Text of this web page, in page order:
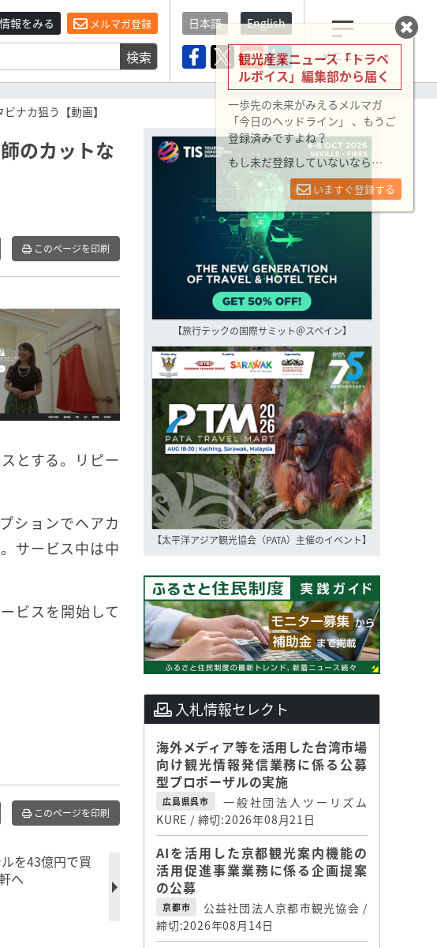
報をみる メルマガ登録
検索
日本語 English
メニュー
ナカ狙う【動画】
のカットな
このページを印刷
とする。リピー
ションでヘアカ
サービス中は中
ビスを開始して
このページを印刷
を43億円で買
へ
【旅行テックの国際サミット＠スペイン】
【太平洋アジア観光協会（PATA）主催のイベント】
入札情報セレクト
海外メディア等を活用した台湾市場
向け観光情報発信業務に係る公募
型プロポーザルの実施
広島県呉市
一般社団法人ツーリズム
KURE / 締切:2026年08月21日
AIを活用した京都観光案内機能の
活用促進事業業務に係る企画提案
の公募
京都市
公益社団法人京都市観光協会 /
締切:2026年08月14日
観光産業ニュース「トラベ
ルボイス」編集部から届く
一歩先の未来がみえるメルマガ
「今日のヘッドライン」 、もうご
登録済みですよね？
もし未だ登録していないなら…
いますぐ登録する